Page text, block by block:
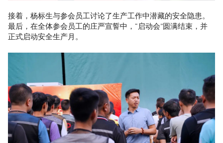
接着，杨标生与参会员工讨论了生产工作中潜藏的安全隐患。
最后，在全体参会员工的庄严宣誓中，“启动会”圆满结束，并
正式启动安全生产月。